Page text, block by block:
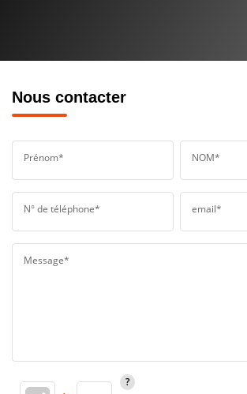
Nous contacter
Prénom* NOM*
N° de téléphone* email*
Message*